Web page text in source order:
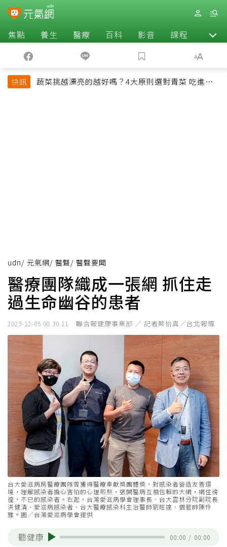
焦點 養生 醫療 百科 影音 課程 退休
快訊
蔬菜挑越漂亮的越好嗎？4大原則選對青菜 吃進纖
udn/ 元氣網/ 醫聲/ 醫聲要聞
醫療團隊織成一張網 抓住走
過生命幽谷的患者
2023-12-05 08:30:11 聯合報健康事業部 ／ 記者蔡怡真／台北報導
台大愛滋病房醫療團隊曾獲得醫療奉獻獎團體獎，對感染者營造友善環
境，理解感染者擔心害怕的心理煎熬，張開醫病互相信賴的大網，網住徬
徨，不已的感染者。右起，台灣愛滋病學會理事長、台大雲林分院副院長
洪健清、愛滋病感染者、台大醫療感染科主治醫師劉旺達、個管師陳伶
雅。圖／台灣愛滋病學會提供
聽健康 00:00 / 00:00